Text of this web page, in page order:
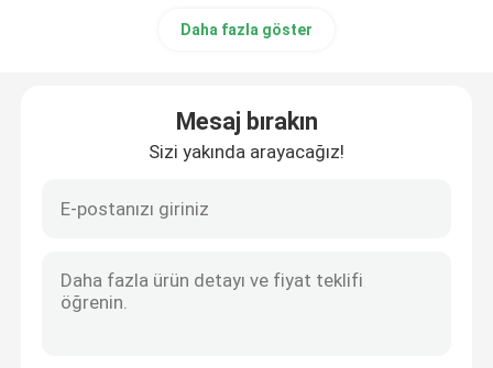
Evde
Ürün
Daha fazla göster
Mesaj bırakın
Sizi yakında arayacağız!